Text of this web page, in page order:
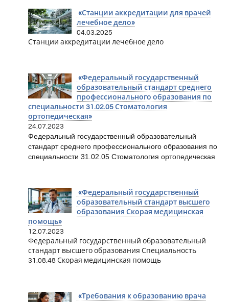
«Станции аккредитации для врачей
лечебное дело»
04.03.2025
Станции аккредитации лечебное дело
«Федеральный государственный
образовательный стандарт среднего
профессионального образования по
специальности 31.02.05 Стоматология
ортопедическая»
24.07.2023
Федеральный государственный образовательный
стандарт среднего профессионального образования по
специальности 31.02.05 Стоматология ортопедическая
«Федеральный государственный
образовательный стандарт высшего
образования Скорая медицинская
помощь»
12.07.2023
Федеральный государственный образовательный
стандарт высшего образования Специальность
31.08.48 Скорая медицинская помощь
«Требования к образованию врача